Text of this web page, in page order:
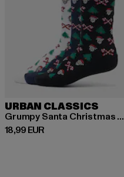
URBAN CLASSICS
Grumpy Santa Christmas 3-Pack
18,99 EUR
Derzeitiger Preis: 18,99 EUR